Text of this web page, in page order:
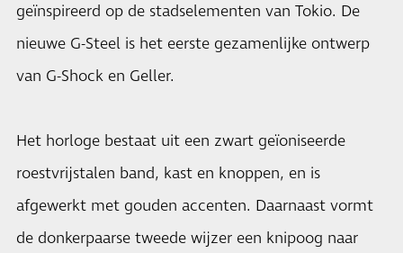
geïnspireerd op de stadselementen van Tokio. De
nieuwe G-Steel is het eerste gezamenlijke ontwerp
van G-Shock en Geller.
Het horloge bestaat uit een zwart geïoniseerde
roestvrijstalen band, kast en knoppen, en is
afgewerkt met gouden accenten. Daarnaast vormt
de donkerpaarse tweede wijzer een knipoog naar